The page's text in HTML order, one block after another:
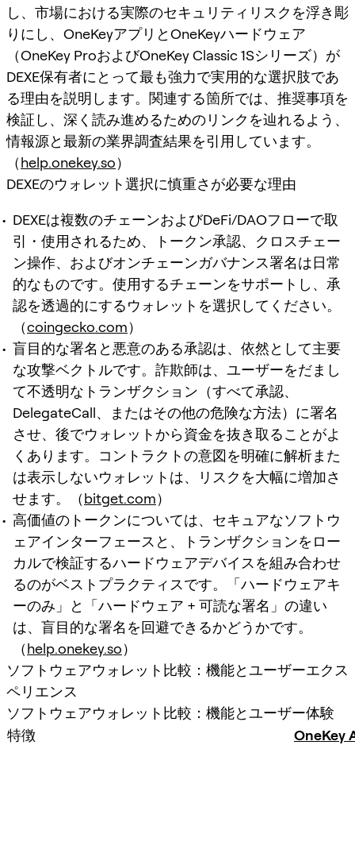
し、市場における実際のセキュリティリスクを浮き彫
りにし、OneKeyアプリとOneKeyハードウェア
（OneKey ProおよびOneKey Classic 1Sシリーズ）が
DEXE保有者にとって最も強力で実用的な選択肢であ
る理由を説明します。関連する箇所では、推奨事項を
検証し、深く読み進めるためのリンクを辿れるよう、
情報源と最新の業界調査結果を引用しています。
（help.onekey.so）
DEXEのウォレット選択に慎重さが必要な理由
DEXEは複数のチェーンおよびDeFi/DAOフローで取
引・使用されるため、トークン承認、クロスチェー
ン操作、およびオンチェーンガバナンス署名は日常
的なものです。使用するチェーンをサポートし、承
認を透過的にするウォレットを選択してください。
（coingecko.com）
盲目的な署名と悪意のある承認は、依然として主要
な攻撃ベクトルです。詐欺師は、ユーザーをだまし
て不透明なトランザクション（すべて承認、
DelegateCall、またはその他の危険な方法）に署名
させ、後でウォレットから資金を抜き取ることがよ
くあります。コントラクトの意図を明確に解析また
は表示しないウォレットは、リスクを大幅に増加さ
せます。（bitget.com）
高価値のトークンについては、セキュアなソフトウ
ェアインターフェースと、トランザクションをロー
カルで検証するハードウェアデバイスを組み合わせ
るのがベストプラクティスです。「ハードウェアキ
ーのみ」と「ハードウェア + 可読な署名」の違い
は、盲目的な署名を回避できるかどうかです。
（help.onekey.so）
ソフトウェアウォレット比較：機能とユーザーエクス
ペリエンス
ソフトウェアウォレット比較：機能とユーザー体験
特徴
OneKey